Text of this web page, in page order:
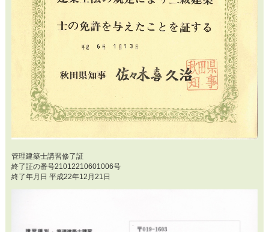
管理建築士講習修了証
終了証の番号21012210601006号
終了年月日 平成22年12月21日